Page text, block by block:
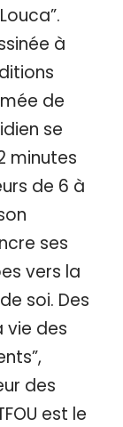
à
de
se
minutes
de 6 à
ses
vers la
soi. Des
vie des
des
est le